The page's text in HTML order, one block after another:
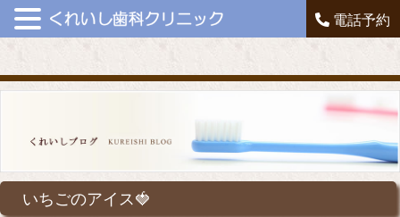
電話予約
いちごのアイス🍓